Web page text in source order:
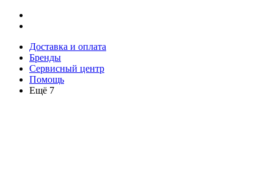
Доставка и оплата
Бренды
Сервисный центр
Помощь
Ещё 7